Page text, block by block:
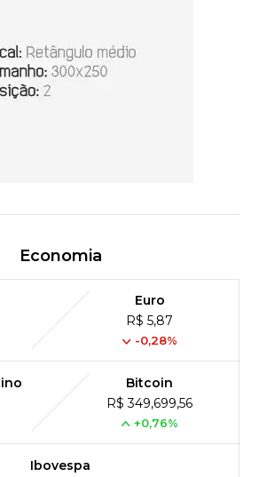
Economia
Euro
R$ 5,87
-0,28%
Bitcoin
R$ 349,699,56
+0,76%
Ibovespa